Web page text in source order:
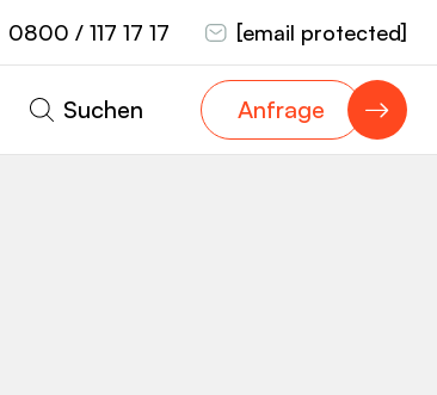
0800 / 117 17 17 [email protected]
Suchen Anfrage